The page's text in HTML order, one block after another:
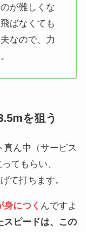
が難しくな
ばなくても
なので、力
を狙う
ん中（サービス
てもらい、
て打ちます。
につく んですよ
スピードは、この